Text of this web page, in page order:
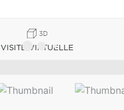
VISITE VIRTUELLE